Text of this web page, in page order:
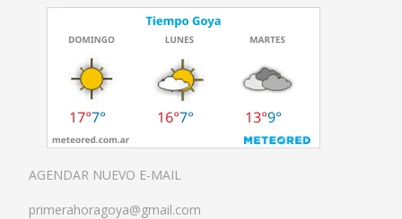
AGENDAR NUEVO E-MAIL
primerahoragoya@gmail.com